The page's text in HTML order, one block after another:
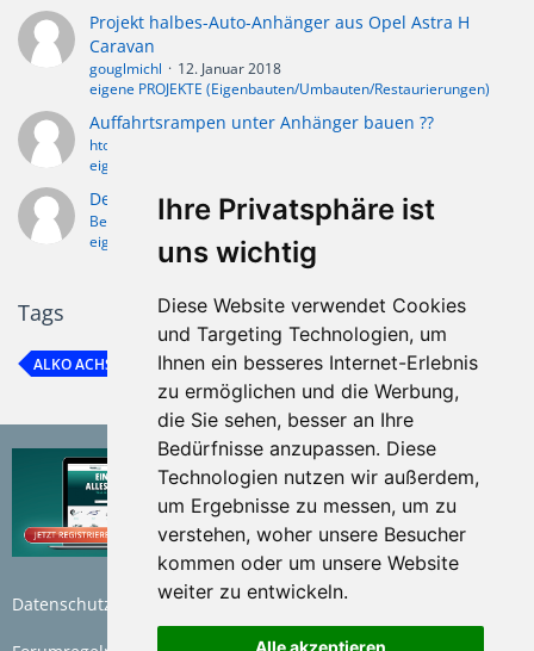
Ihre Privatsphäre ist
uns wichtig
Diese Website verwendet Cookies
und Targeting Technologien, um
Ihnen ein besseres Internet-Erlebnis
zu ermöglichen und die Werbung,
die Sie sehen, besser an Ihre
Bedürfnisse anzupassen. Diese
Technologien nutzen wir außerdem,
um Ergebnisse zu messen, um zu
verstehen, woher unsere Besucher
kommen oder um unsere Website
weiter zu entwickeln.
Alle akzeptieren
Projekt halbes-Auto-Anhänger aus Opel Astra H
Caravan
gouglmichl
12. Januar 2018
eigene PROJEKTE (Eigenbauten/Umbauten/Restaurierungen)
Auffahrtsrampen unter Anhänger bauen ??
htom
eigene PROJEKTE (Eigenbauten/Umbauten/Restaurierungen)
Der nächste bitte: Golf 4 Anhänger
BennysAnhänger
17. März 2013
eigene PROJEKTE (Eigenbauten/Umbauten/Restaurierungen)
Tags
ALKO ACHSE HUNDEANHÄNGER
Datenschutzerklärung Nutzungsbedingungen